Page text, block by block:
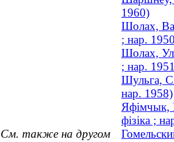
1960)
Шолах,
; нар.
Шолах,
; нар.
Шульга,
нар. 1958)
Яфімчык,
фізіка ;
См. также на другом